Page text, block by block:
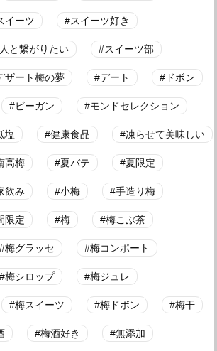
イーツ スイーツ好き
と繋がりたい スイーツ部
ザート梅の夢 デート ドボン
ビーガン モンドセレクション
塩 健康食品 凍らせて美味しい
高梅 夏バテ 夏限定
飲み 小梅 手造り梅
限定 梅 梅こぶ茶
梅グラッセ 梅コンポート
梅シロップ 梅ジュレ
梅スイーツ 梅ドボン 梅干
梅酒好き 無添加